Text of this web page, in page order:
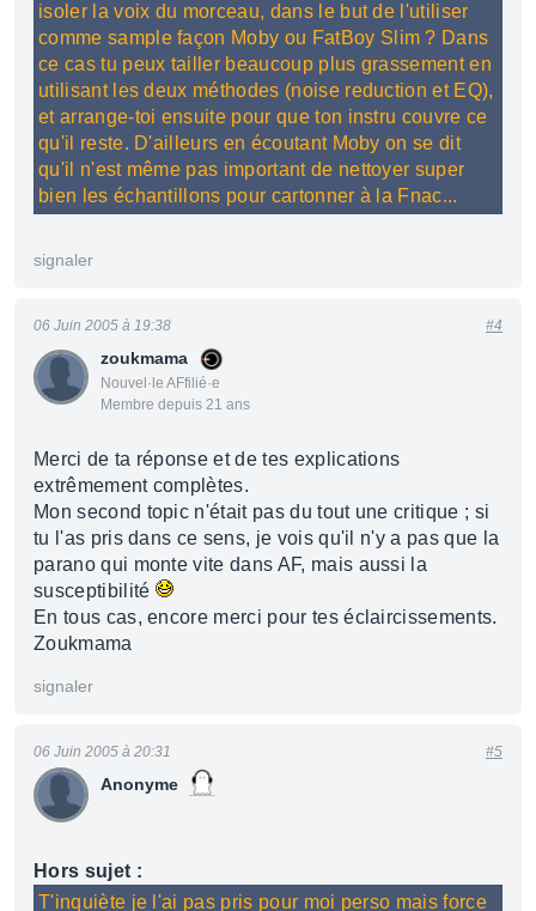
isoler la voix du morceau, dans le but de l'utiliser
comme sample façon Moby ou FatBoy Slim ? Dans
ce cas tu peux tailler beaucoup plus grassement en
utilisant les deux méthodes (noise reduction et EQ),
et arrange-toi ensuite pour que ton instru couvre ce
qu'il reste. D'ailleurs en écoutant Moby on se dit
qu'il n'est même pas important de nettoyer super
bien les échantillons pour cartonner à la Fnac...
signaler
zoukmama
Nouvel·le AFfilié·e
Membre depuis 21 ans
06 Juin 2005 à 19:38 #4
Merci de ta réponse et de tes explications
extrêmement complètes.
Mon second topic n'était pas du tout une critique ; si
tu l'as pris dans ce sens, je vois qu'il n'y a pas que la
parano qui monte vite dans AF, mais aussi la
susceptibilité
En tous cas, encore merci pour tes éclaircissements.
Zoukmama
signaler
Anonyme
06 Juin 2005 à 20:31 #5
Hors sujet :
T'inquiète je l'ai pas pris pour moi perso mais force